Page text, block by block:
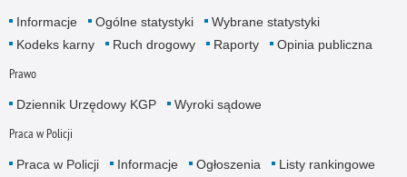
Informacje Ogólne statystyki
Wybrane statystyki
Kodeks karny
Ruch drogowy Raporty Opinia publiczna
Prawo
Dziennik Urzędowy KGP Wyroki sądowe
Praca w Policji
Praca w Policji Informacje Ogłoszenia
Listy rankingowe